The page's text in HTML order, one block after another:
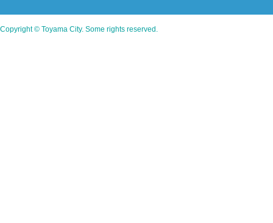
Copyright © Toyama City. Some rights reserved.